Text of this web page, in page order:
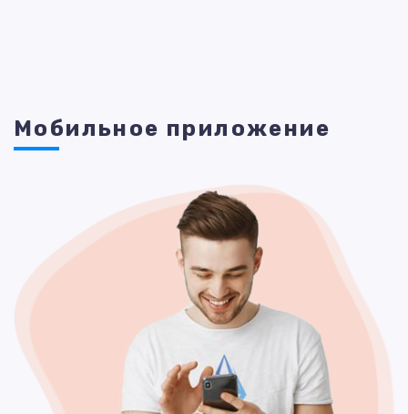
Мобильное приложение